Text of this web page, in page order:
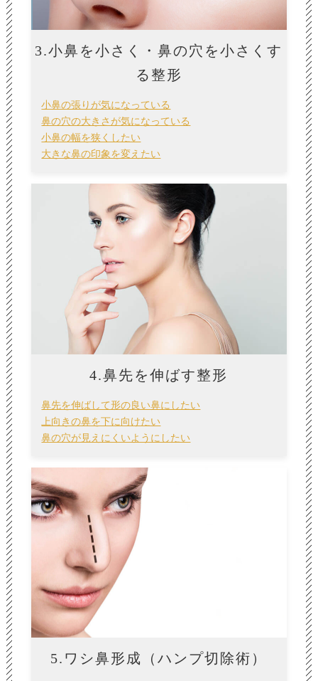
3.小鼻を小さく・鼻の穴を小さくす
る整形
小鼻の張りが気になっている
鼻の穴の大きさが気になっている
小鼻の幅を狭くしたい
大きな鼻の印象を変えたい
4.鼻先を伸ばす整形
鼻先を伸ばして形の良い鼻にしたい
上向きの鼻を下に向けたい
鼻の穴が見えにくいようにしたい
5.ワシ鼻形成（ハンプ切除術）